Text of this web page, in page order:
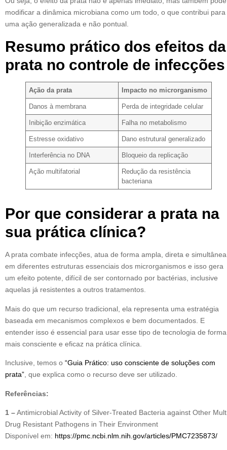
modificar a dinâmica microbiana como um todo, o que contribui para
uma ação generalizada e não pontual.
Resumo prático dos efeitos da
prata no controle de infecções
Ação da prata Impacto no microrganismo
Danos à membrana Perda de integridade celular
Inibição enzimática Falha no metabolismo
Estresse oxidativo Dano estrutural generalizado
Interferência no DNA Bloqueio da replicação
Ação multifatorial
Redução da resistência
bacteriana
Por que considerar a prata na
sua prática clínica?
A prata combate infecções, atua de forma ampla, direta e simultânea
em diferentes estruturas essenciais dos microrganismos e isso gera
um efeito potente, difícil de ser contornado por bactérias, inclusive
aquelas já resistentes a outros tratamentos.
Mais do que um recurso tradicional, ela representa uma estratégia
baseada em mecanismos complexos e bem documentados. E
entender isso é essencial para usar esse tipo de tecnologia de forma
mais consciente e eficaz na prática clínica.
Inclusive, temos o “Guia Prático: uso consciente de soluções com
prata” , que explica como o recurso deve ser utilizado.
Referências:
1 –Antimicrobial Activity of Silver-Treated Bacteria against Other
Drug Resistant Pathogens in Their Environment
Disponível em: https://pmc.ncbi.nlm.nih.gov/articles/PMC7235873/